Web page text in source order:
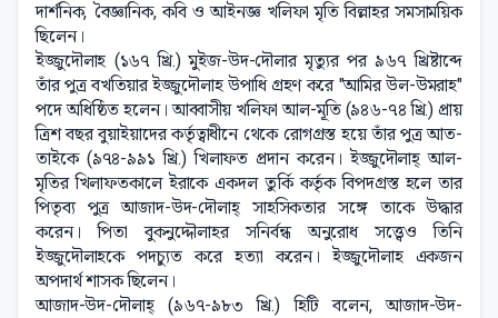
দার্শনিক, বৈজ্ঞানিক, কবি ও আইনজ্ঞ খলিফা মৃতি বিল্লাহর সমসাময়িক
ছিলেন।
ইজ্জুদৌলাহ (১৬৭ খ্রি.) মুইজ-উদ-দৌলার মৃত্যুর পর ৯৬৭ খ্রিষ্টাব্দে
তাঁর পুত্র বখতিয়ার ইজ্জুদৌলাহ উপাধি গ্রহণ করে "আমির উল-উমরাহ"
পদে অধিষ্ঠিত হলেন। আব্বাসীয় খলিফা আল-মূতি (৯৪৬-৭৪ খ্রি.) প্রায়
ত্রিশ বছর বুয়াইয়াদের কর্তৃত্বাধীনে থেকে রোগগ্রস্ত হয়ে তাঁর পুত্র আত-
তাইকে (৯৭৪-৯৯১ খ্রি.) খিলাফত প্রদান করেন। ইজ্জুদৌলাহ্ আল-
মৃতির খিলাফতকালে ইরাকে একদল তুর্কি কর্তৃক বিপদগ্রস্ত হলে তার
পিতৃব্য পুত্র আজাদ-উদ-দৌলাহ্ সাহসিকতার সঙ্গে তাকে উদ্ধার
করেন। পিতা বুকনুদ্দৌলাহর সনির্বন্ধ অনুরোধ সত্ত্বেও তিনি
ইজ্জুদৌলাহকে পদচ্যুত করে হত্যা করেন। ইজ্জুদৌলাহ একজন
অপদার্থ শাসক ছিলেন।
আজাদ-উদ-দৌলাহ্ (৯৬৭-৯৮৩ খ্রি.) হিটি বলেন, আজাদ-উদ-